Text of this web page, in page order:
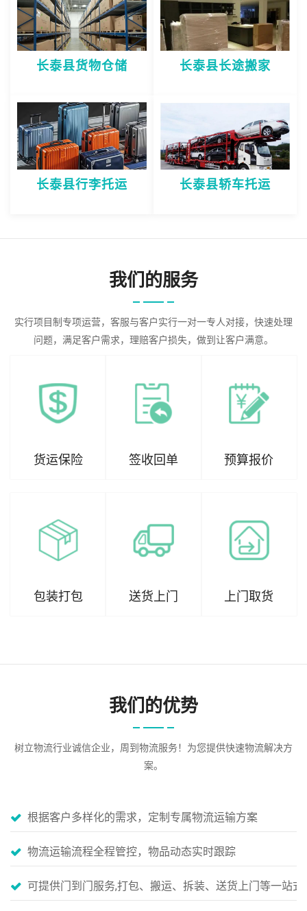
长泰县货物仓储 长泰县长途搬家
长泰县行李托运 长泰县轿车托运
我们的服务
实行项目制专项运营，客服与客户实行一对一专人对接，快速处理
问题，满足客户需求，理赔客户损失，做到让客户满意。
货运保险 签收回单 预算报价
包装打包 送货上门 上门取货
我们的优势
树立物流行业诚信企业，周到物流服务！为您提供快速物流解决方
案。
根据客户多样化的需求，定制专属物流运输方案
物流运输流程全程管控，物品动态实时跟踪
可提供门到门服务,打包、搬运、拆装、送货上门等一站